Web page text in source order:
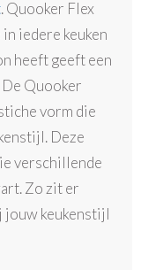
. Quooker Flex
iedere keuken
heeft geeft een
De Quooker
vorm die
Deze
verschillende
Zo zit er
jouw keukenstijl